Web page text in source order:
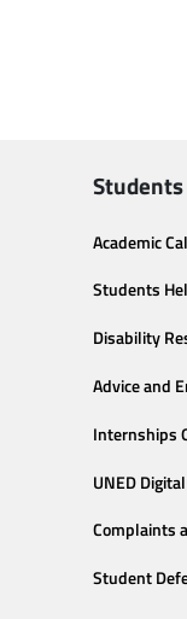
Academic
Students
Disability
Advice and
Internships
UNED
Complaints
Student